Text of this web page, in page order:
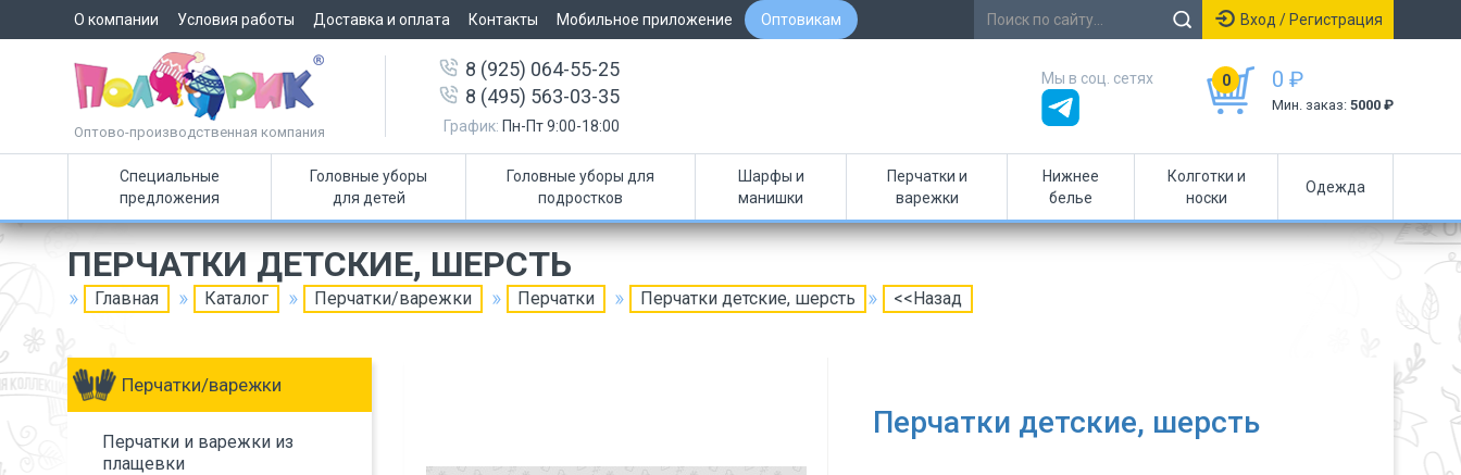
О компании Условия работы Доставка и оплата Контакты Мобильное приложение Оптовикам Вход / Регистрация
Оптово-производственная компания
8 (925) 064-55-25
8 (495) 563-03-35
График: Пн-Пт 9:00-18:00
0 0 ₽
Мин. заказ: 5000 ₽
Мы в соц. сетях
Специальные
предложения
Головные уборы
для детей
Головные уборы для
подростков
Шарфы и
манишки
Перчатки и
варежки
Нижнее
белье
Колготки и
носки
Одежда
ПЕРЧАТКИ ДЕТСКИЕ, ШЕРСТЬ
Главная Каталог Перчатки/варежки Перчатки Перчатки детские, шерсть <<Назад
Перчатки/варежки
Перчатки и варежки из
плащевки
Перчатки детские, шерсть